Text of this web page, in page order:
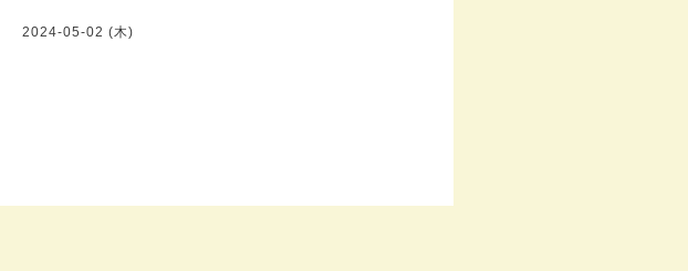
2024-05-02 (木)